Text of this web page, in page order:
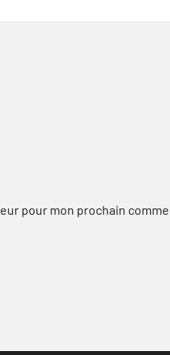
pour mon prochain